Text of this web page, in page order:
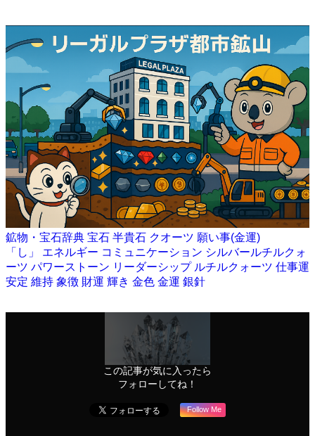
鉱物・宝石辞典 宝石 半貴石 クオーツ 願い事(金運)
「し」 エネルギー コミュニケーション シルバールチルクォ
ーツ パワーストーン リーダーシップ ルチルクォーツ 仕事運
安定 維持 象徴 財運 輝き 金色 金運 銀針
この記事が気に入ったら
フォローしてね！
Follow Me